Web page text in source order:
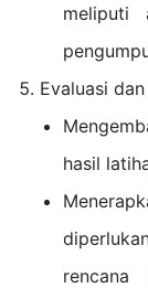
meliputi
Evaluasi
hasil
rencana